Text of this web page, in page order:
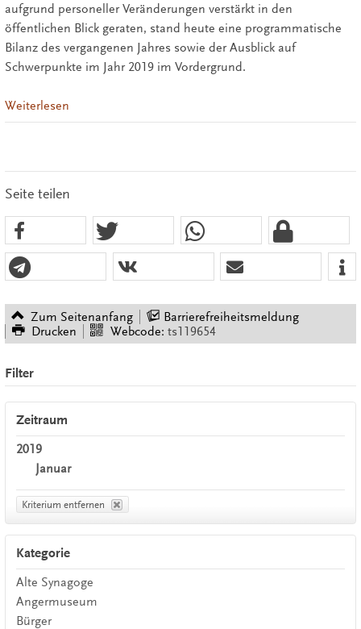
aufgrund personeller Veränderungen verstärkt in den
öffentlichen Blick geraten, stand heute eine programmatische
Bilanz des vergangenen Jahres sowie der Ausblick auf
Schwerpunkte im Jahr 2019 im Vordergrund.
Weiterlesen
Seite teilen
Zum Seitenanfang
Barrierefreiheitsmeldung
Drucken
Webcode: ts119654
Filter
Zeitraum
2019
Januar
Kriterium entfernen
Kategorie
Alte Synagoge
Angermuseum
Bürger